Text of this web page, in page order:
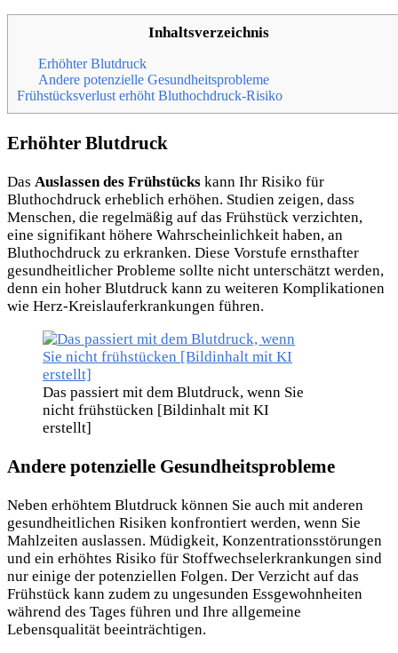
Inhaltsverzeichnis
Erhöhter Blutdruck
Andere potenzielle Gesundheitsprobleme
Frühstücksverlust erhöht Bluthochdruck-Risiko
Erhöhter Blutdruck
Das Auslassen des Frühstücks kann Ihr Risiko für
Bluthochdruck erheblich erhöhen. Studien zeigen, dass
Menschen, die regelmäßig auf das Frühstück verzichten,
eine signifikant höhere Wahrscheinlichkeit haben, an
Bluthochdruck zu erkranken. Diese Vorstufe ernsthafter
gesundheitlicher Probleme sollte nicht unterschätzt werden,
denn ein hoher Blutdruck kann zu weiteren Komplikationen
wie Herz-Kreislauferkrankungen führen.
Das passiert mit dem Blutdruck, wenn Sie
nicht frühstücken [Bildinhalt mit KI
erstellt]
Andere potenzielle Gesundheitsprobleme
Neben erhöhtem Blutdruck können Sie auch mit anderen
gesundheitlichen Risiken konfrontiert werden, wenn Sie
Mahlzeiten auslassen. Müdigkeit, Konzentrationsstörungen
und ein erhöhtes Risiko für Stoffwechselerkrankungen sind
nur einige der potenziellen Folgen. Der Verzicht auf das
Frühstück kann zudem zu ungesunden Essgewohnheiten
während des Tages führen und Ihre allgemeine
Lebensqualität beeinträchtigen.